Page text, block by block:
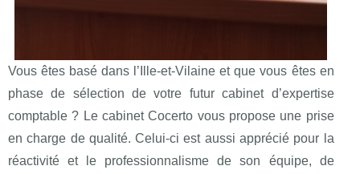
Vous êtes basé dans l’Ille-et-Vilaine et que vous êtes en
phase de sélection de votre futur cabinet d’expertise
comptable ? Le cabinet Cocerto vous propose une prise
en charge de qualité. Celui-ci est aussi apprécié pour la
réactivité et le professionnalisme de son équipe, de